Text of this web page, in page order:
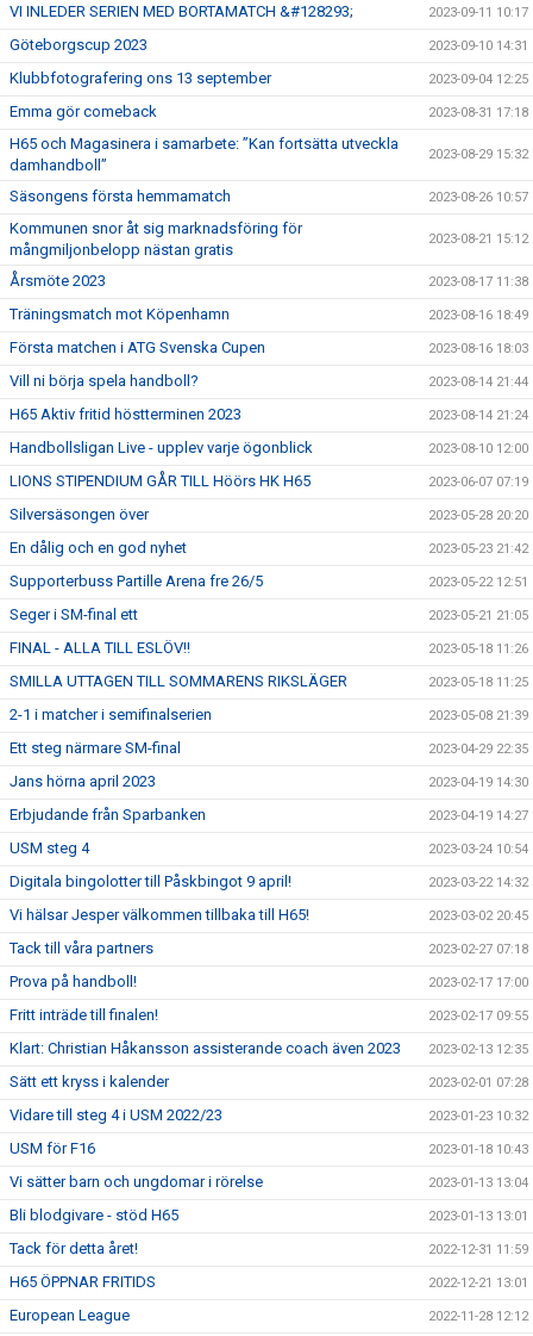
VI INLEDER SERIEN MED BORTAMATCH &#128293; 2023-09-11 10:17
Göteborgscup 2023 2023-09-10 14:31
Klubbfotografering ons 13 september 2023-09-04 12:25
Emma gör comeback 2023-08-31 17:18
H65 och Magasinera i samarbete: ”Kan fortsätta utveckla
damhandboll”
2023-08-29 15:32
Säsongens första hemmamatch 2023-08-26 10:57
Kommunen snor åt sig marknadsföring för
mångmiljonbelopp nästan gratis
2023-08-21 15:12
Årsmöte 2023 2023-08-17 11:38
Träningsmatch mot Köpenhamn 2023-08-16 18:49
Första matchen i ATG Svenska Cupen 2023-08-16 18:03
Vill ni börja spela handboll? 2023-08-14 21:44
H65 Aktiv fritid höstterminen 2023 2023-08-14 21:24
Handbollsligan Live - upplev varje ögonblick 2023-08-10 12:00
LIONS STIPENDIUM GÅR TILL Höörs HK H65 2023-06-07 07:19
Silversäsongen över 2023-05-28 20:20
En dålig och en god nyhet 2023-05-23 21:42
Supporterbuss Partille Arena fre 26/5 2023-05-22 12:51
Seger i SM-final ett 2023-05-21 21:05
FINAL - ALLA TILL ESLÖV!! 2023-05-18 11:26
SMILLA UTTAGEN TILL SOMMARENS RIKSLÄGER 2023-05-18 11:25
2-1 i matcher i semifinalserien 2023-05-08 21:39
Ett steg närmare SM-final 2023-04-29 22:35
Jans hörna april 2023 2023-04-19 14:30
Erbjudande från Sparbanken 2023-04-19 14:27
USM steg 4 2023-03-24 10:54
Digitala bingolotter till Påskbingot 9 april! 2023-03-22 14:32
Vi hälsar Jesper välkommen tillbaka till H65! 2023-03-02 20:45
Tack till våra partners 2023-02-27 07:18
Prova på handboll! 2023-02-17 17:00
Fritt inträde till finalen! 2023-02-17 09:55
Klart: Christian Håkansson assisterande coach även 2023 2023-02-13 12:35
Sätt ett kryss i kalender 2023-02-01 07:28
Vidare till steg 4 i USM 2022/23 2023-01-23 10:32
USM för F16 2023-01-18 10:43
Vi sätter barn och ungdomar i rörelse 2023-01-13 13:04
Bli blodgivare - stöd H65 2023-01-13 13:01
Tack för detta året! 2022-12-31 11:59
H65 ÖPPNAR FRITIDS 2022-12-21 13:01
European League 2022-11-28 12:12